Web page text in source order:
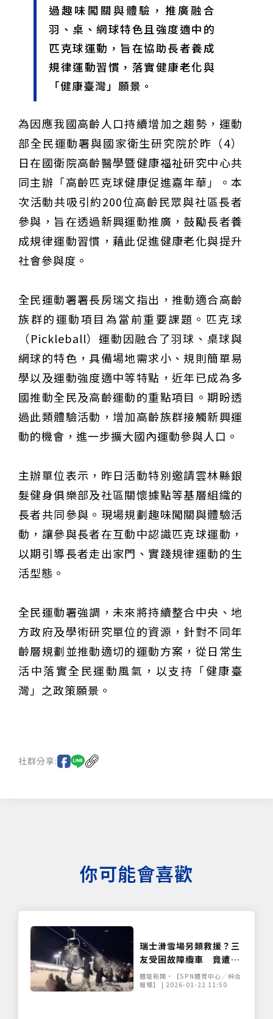
洲」成國際打卡新地標
熊鷹羽毛與保育的兩難！金甌女中師生齊聚《飛吧！熊
鷹》特映會 深化原民文化與生態永續教育
29件神級作品齊聚葫蘆墩！「藝馬登豐」2026台灣工
展：讓典藏標本說出氣候變遷真相
睽違七年！精品郵輪「島嶼天空號」首航臺中港 參山處
攜手縣市熱情迎賓
金牌搖籃驚傳「球荒」！江啟臣偕運彩公會挺萬和國
中，捐贈 1800 顆羽球助小將 4 月全中運奪金
台中》15分鐘的診療，13年的堅持！ 中山醫大牙醫系
跨海義診13年
過趣味闖關與體驗，推廣融合
羽、桌、網球特色且強度適中的
匹克球運動，旨在協助長者養成
規律運動習慣，落實健康老化與
「健康臺灣」願景。
為因應我國高齡人口持續增加之趨勢，運動
部全民運動署與國家衛生研究院於昨（4）
日在國衛院高齡醫學暨健康福祉研究中心共
同主辦「高齡匹克球健康促進嘉年華」。本
次活動共吸引約200位高齡民眾與社區長者
參與，旨在透過新興運動推廣，鼓勵長者養
成規律運動習慣，藉此促進健康老化與提升
社會參與度。
全民運動署署長房瑞文指出，推動適合高齡
族群的運動項目為當前重要課題。匹克球
（Pickleball）運動因融合了羽球、桌球與
網球的特色，具備場地需求小、規則簡單易
學以及運動強度適中等特點，近年已成為多
國推動全民及高齡運動的重點項目。期盼透
過此類體驗活動，增加高齡族群接觸新興運
動的機會，進一步擴大國內運動參與人口。
主辦單位表示，昨日活動特別邀請雲林縣銀
髮健身俱樂部及社區關懷據點等基層組織的
長者共同參與。現場規劃趣味闖關與體驗活
動，讓參與長者在互動中認識匹克球運動，
以期引導長者走出家門、實踐規律運動的生
活型態。
全民運動署強調，未來將持續整合中央、地
方政府及學術研究單位的資源，針對不同年
齡層規劃並推動適切的運動方案，從日常生
活中落實全民運動風氣，以支持「健康臺
灣」之政策願景。
社群分享:
你可能會喜歡
瑞士滑雪場另類救援？三
友受困故障纜車 竟遭下
方遊客「雪球大雨」瘋狂
轟炸
體壇新聞•【SPN體育中心／綜合
報導】 | 2026-01-22 11:50